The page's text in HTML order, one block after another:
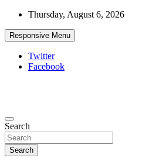
Skip
content
Thursday, August 6, 2026
Responsive Menu
Twitter
Facebook
Starthub Post
Business & Marketing Tips
Search
Search